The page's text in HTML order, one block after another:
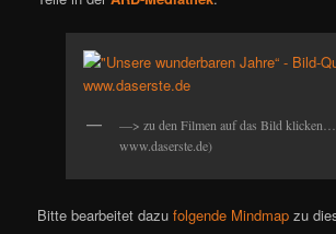
—> zu den Filmen auf das Bild
www.daserste.de)
Bitte bearbeitet dazufolgende Mindmap zu